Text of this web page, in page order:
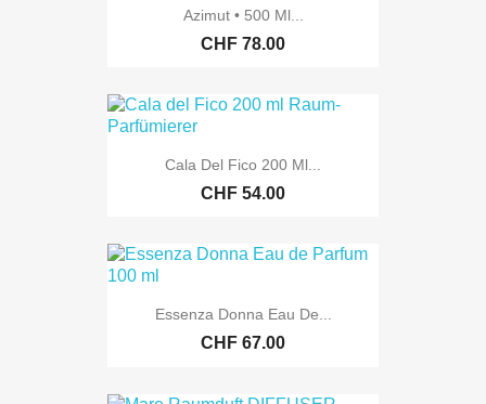
Azimut • 500 Ml...
CHF 78.00
Cala Del Fico 200 Ml...
CHF 54.00
Essenza Donna Eau De...
CHF 67.00